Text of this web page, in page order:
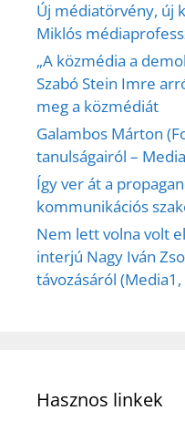
Új médiatörvény, új
Miklós
„A közmédia a
Szabó Stein Imre
meg a közmédiát
Galambos Márton
tanulságairól –
Így ver át a
kommunikációs
Nem lett volna volt
interjú Nagy Iván
távozásáról
Hasznos linkek